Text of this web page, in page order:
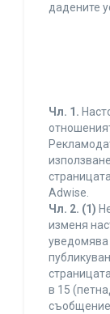
дадените
Чл. 1.
Adwise.
Чл. 2. (1)
изменя
уведомява
в 15